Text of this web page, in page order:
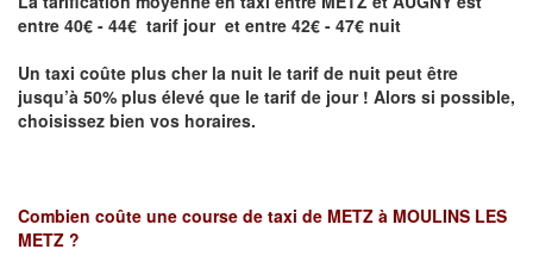
entre 40€ - 44€ tarif jour et entre 42€ - 47€ nuit
Un taxi coûte plus cher la nuit le tarif de nuit peut être
jusqu’à 50% plus élevé que le tarif de jour ! Alors si possible,
choisissez bien vos horaires.
Combien coûte une course de taxi de METZ à MOULINS LES
METZ ?